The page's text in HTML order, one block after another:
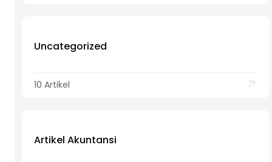
Uncategorized
10 Artikel
Artikel Akuntansi